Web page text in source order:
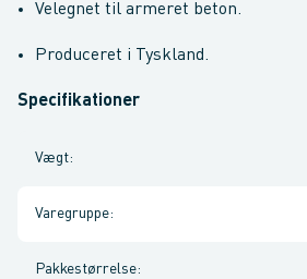
Velegnet til armeret beton.
Produceret i Tyskland.
Specifikationer
Vægt:
Varegruppe:
Pakkestørrelse: